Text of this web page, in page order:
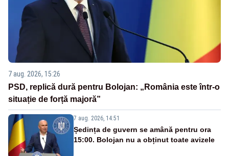
7 aug. 2026, 15:26
PSD, replică dură pentru Bolojan: „România este într-o
situație de forță majoră”
7 aug. 2026, 14:51
Ședința de guvern se amână pentru ora
15:00. Bolojan nu a obținut toate avizele